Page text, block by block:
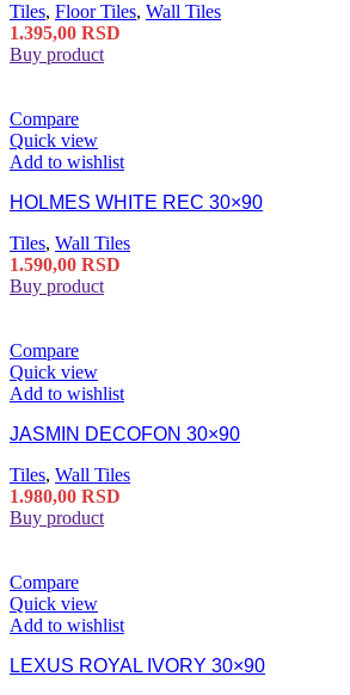
Tiles, Floor Tiles, Wall Tiles
1.395,00 RSD
Buy product
Compare
Quick view
Add to wishlist
HOLMES WHITE REC 30×90
Tiles, Wall Tiles
1.590,00 RSD
Buy product
Compare
Quick view
Add to wishlist
JASMIN DECOFON 30×90
Tiles, Wall Tiles
1.980,00 RSD
Buy product
Compare
Quick view
Add to wishlist
LEXUS ROYAL IVORY 30×90